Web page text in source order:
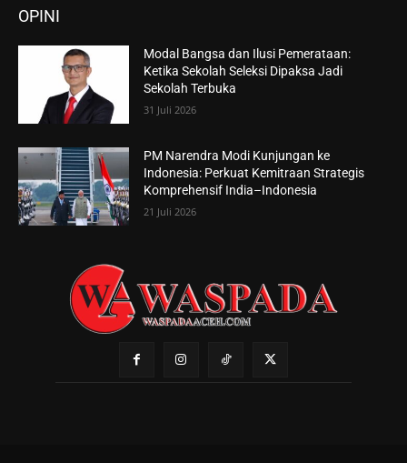
OPINI
Modal Bangsa dan Ilusi Pemerataan:
Ketika Sekolah Seleksi Dipaksa Jadi
Sekolah Terbuka
31 Juli 2026
PM Narendra Modi Kunjungan ke
Indonesia: Perkuat Kemitraan Strategis
Komprehensif India–Indonesia
21 Juli 2026